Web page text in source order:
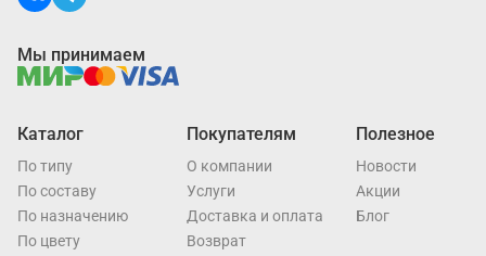
Каталог
По типу
По составу
По назначению
По цвету
Покупателям
О компании
Услуги
Доставка и оплата
Возврат
Полезное
Новости
Акции
Блог
Мы принимаем